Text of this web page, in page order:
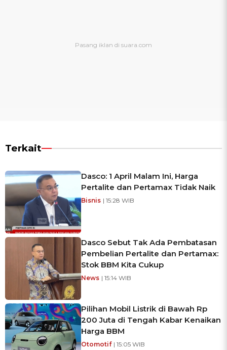
Terkait
Dasco: 1 April Malam Ini, Harga
Pertalite dan Pertamax Tidak Naik
Bisnis | 15:28 WIB
Dasco Sebut Tak Ada Pembatasan
Pembelian Pertalite dan Pertamax:
Stok BBM Kita Cukup
News | 15:14 WIB
Pilihan Mobil Listrik di Bawah Rp
200 Juta di Tengah Kabar Kenaikan
Harga BBM
Otomotif | 15:05 WIB